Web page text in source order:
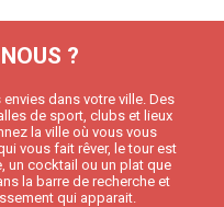
?
dans votre ville. Des
de sport, clubs et lieux
la ville où vous vous
vous fait rêver, le tour est
un cocktail ou un plat que
la barre de recherche et
qui apparait.